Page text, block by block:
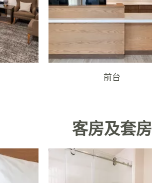
前台
客房及套房